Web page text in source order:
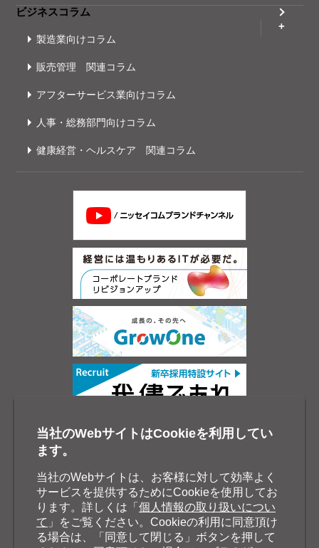
ビジネスコラム
製造業向けコラム
販売管理 関連コラム
アフターサービス業向けコラム
人事・総務部門向けコラム
健康経営・ヘルスケア 関連コラム
当社のWebサイトはCookieを利用してい
ます。
当社のWebサイトは、お客様に対して効率よく
サービスを提供するためにCookieを使用してお
ります。詳しくは「 個人情報の取り扱いについ
て 」をご覧ください。Cookieの利用に同意頂け
る場合は、「同意して閉じる」ボタンを押して